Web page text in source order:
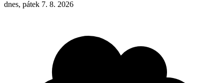
dnes, pátek 7. 8. 2026